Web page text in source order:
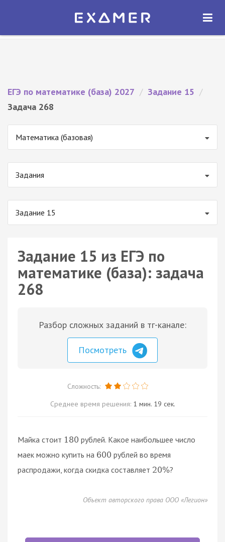
Экзамер — ЕГЭ 2027
ОТКРЫТЬ
ЕГЭ по математике (база) 2027 / Задание 15 /
Задача 268
Математика (базовая)
Задания
Задание 15
Задание 15 из ЕГЭ по
математике (база): задача
268
Разбор сложных заданий в тг-канале:
Посмотреть
Сложность:
Среднее время решения: 1 мин. 19 сек.
Майка стоит 180 рублей. Какое наибольшее число
маек можно купить на 600 рублей во время
распродажи, когда скидка составляет 20%?
Объект авторского права ООО «Легион»